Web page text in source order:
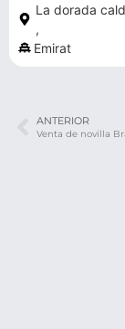
La dorada
,
Emirat
ANTERIOR